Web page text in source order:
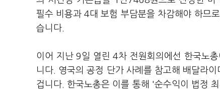
필수 비용과 4대 보험 부담분을 차감해야 하므
습니다.
이어 지난 9일 열린 4차 전원회의에선 한국노
니다. 영국의 공정 단가 사례를 참고해 배달라
겁니다. 한국노총은 이를 통해 '순수익이 법정